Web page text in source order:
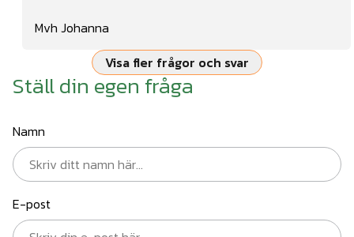
Mvh Johanna
Visa fler frågor och svar
Ställ din egen fråga
Namn
E-post